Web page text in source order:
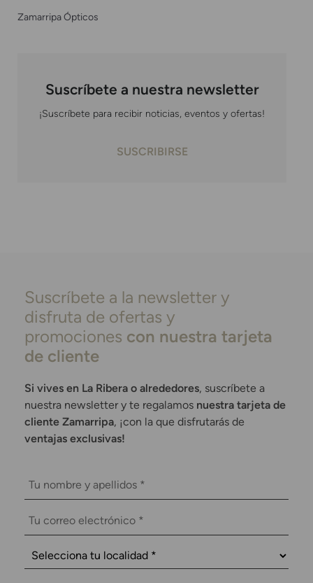
Zamarripa Ópticos
Suscríbete a nuestra newsletter
¡Suscríbete para recibir noticias, eventos y ofertas!
SUSCRIBIRSE
Suscríbete a la newsletter y
disfruta de ofertas y
promociones con nuestra tarjeta
de cliente
Si vives en La Ribera o alrededores, suscríbete a
nuestra newsletter y te regalamos nuestra tarjeta de
cliente Zamarripa, ¡con la que disfrutarás de
ventajas exclusivas!